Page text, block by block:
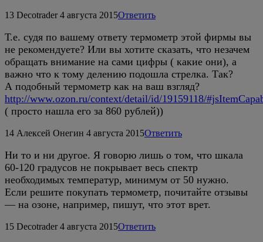
13 Decotrader 4 августа 2015Ответить
Т.е. судя по вашему ответу термометр этой фирмы вы
не рекомендуете? Или вы хотите сказать, что незачем
обращать внимание на сами цифры ( какие они), а
важно что к тому делению подошла стрелка. Так?
А подобный термометр как на ваш взгляд?
http://www.ozon.ru/context/detail/id/19159118/
( просто нашла его за 860 рублей))
14 Алексей Онегин 4 августа 2015Ответить
Ни то и ни другое. Я говорю лишь о том, что шкала
60-120 градусов не покрывает весь спектр
необходимых температур, минимум от 50 нужно.
Если решите покупать термометр, почитайте отзывы
— на озоне, например, пишут, что этот врет.
15 Decotrader 4 августа 2015Ответить